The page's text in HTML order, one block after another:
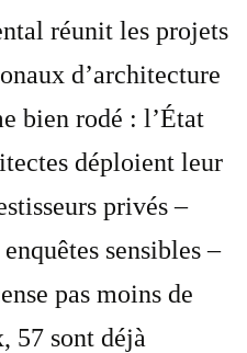
réunit les projets
d’architecture
bien rodé : l’État
déploient leur
privés –
sensibles –
pas moins de
57 sont déjà